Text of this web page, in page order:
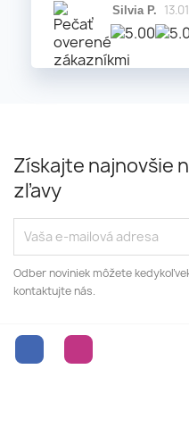
Silvia P.
Získajte najnovšie
zľavy
Odber noviniek môžete
kontaktujte nás.
FacebookInstagram